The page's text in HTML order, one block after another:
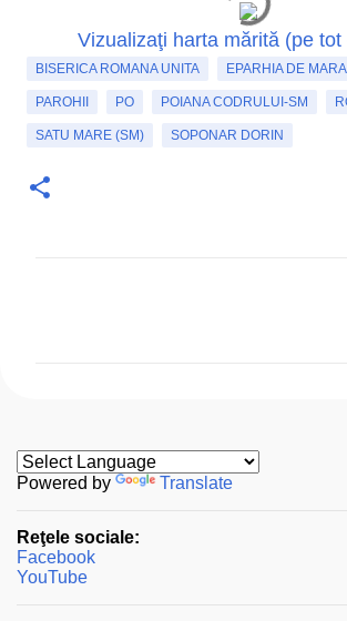
Vizualizaţi harta mărită (pe tot
BISERICA ROMANA UNITA EPARHIA DE
PAROHII PO POIANA CODRULUI-SM
SATU MARE (SM) SOPONAR DORIN
t
a
i
i
Powered by Translate
Reţele sociale:
Facebook
YouTube